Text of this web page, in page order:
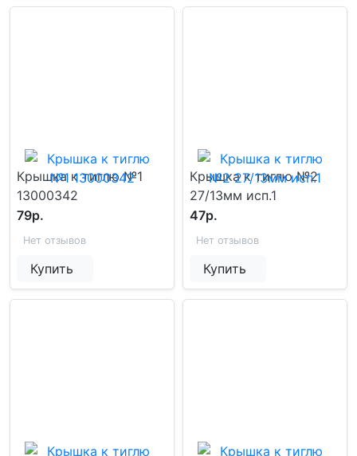
Крышка к тиглю №1
13000342
79р.
Нет отзывов
Купить
Крышка к тиглю №2
27/13мм исп.1
47р.
Нет отзывов
Купить